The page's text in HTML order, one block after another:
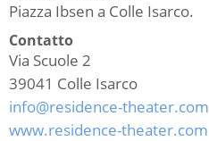
Piazza Ibsen a Colle Isarco.
Contatto
Via Scuole 2
39041 Colle Isarco
info@residence-theater.com
www.residence-theater.com